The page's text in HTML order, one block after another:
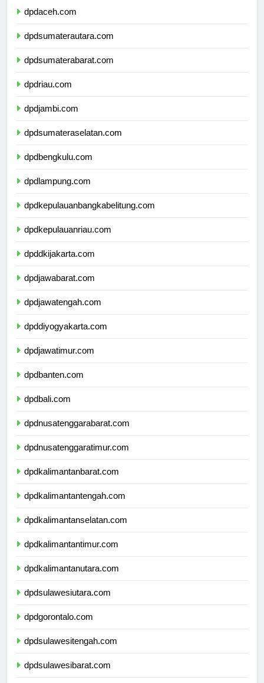
dpdaceh.com
dpdsumaterautara.com
dpdsumaterabarat.com
dpdriau.com
dpdjambi.com
dpdsumateraselatan.com
dpdbengkulu.com
dpdlampung.com
dpdkepulauanbangkabelitung.com
dpdkepulauanriau.com
dpddkijakarta.com
dpdjawabarat.com
dpdjawatengah.com
dpddiyogyakarta.com
dpdjawatimur.com
dpdbanten.com
dpdbali.com
dpdnusatenggarabarat.com
dpdnusatenggaratimur.com
dpdkalimantanbarat.com
dpdkalimantantengah.com
dpdkalimantanselatan.com
dpdkalimantantimur.com
dpdkalimantanutara.com
dpdsulawesiutara.com
dpdgorontalo.com
dpdsulawesitengah.com
dpdsulawesibarat.com